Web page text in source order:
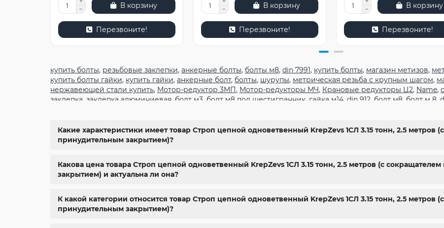
В корзину
Перезвоните!
В корзину
Перезвоните!
В корзину
Перезвоните!
купить болты, резьбовые заклепки, анкерные болты, болты м8, din 7991, купить болты, магазин метизов,
купить болты гайки, купить гайки, анкерные болт, болты, шурупы, метрическая резьба с крупным шагом,
нержавеющей стали купить, Мотор-редуктор 3МП, Мотор-редукторы МЧ, Крановые редукторы Ц2, Name,
заклепка заклепка алюминиевая болт м3 болт м8 под шестигранник гайка м14 din 912 болт м8 болт м 8
болты харьков,болты гайки шайбы,болты госты,стопорные гайки,магазин метизов киев,купить винты,
м8,болт м8 нержавейка,купить болт м 10
Какие характеристики имеет товар Строп цепной одноветвенный KrepZevs 1СЛ 3.15 тонн, 2.5 метров
принудительным закрытием)?
Какова цена товара Строп цепной одноветвенный KrepZevs 1СЛ 3.15 тонн, 2.5 метров (с
закрытием) и актуальна ли она?
К какой категории относится товар Строп цепной одноветвенный KrepZevs 1СЛ 3.15 тонн, 2.5 метров
принудительным закрытием)?